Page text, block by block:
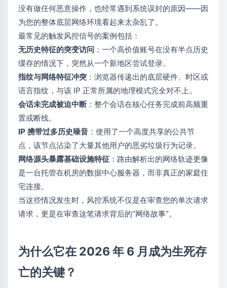
没有做任何恶意操作，也经常遇到系统误封的原因——因
为您的整体底层网络环境看起来太杂乱了。
最常见的触发风控信号的案例包括：
无历史特征的突变访问 ：一个高价值账号在没有半点历史
缓存的情况下，突然从一个新地区尝试登录。
指纹与网络特征冲突 ：浏览器传递出的底层硬件、时区或
语言指纹，与该 IP 正常所属的地理模式完全对不上。
会话未完成被迫中断：整个会话在核心任务完成前高频重
置或断线。
IP 携带过多历史噪音 ：使用了一个高度共享的公共节
点，该节点沾染了大量其他用户的恶劣垃圾行为记录。
网络源头暴露基础设施特征 ：路由解析出的网络轨迹更像
是一台托管在机房的数据中心服务器，而非真正的家庭住
宅连接。
当这些情况发生时，风控系统不仅是在审查您的单次请求
请求，更是在审查这笔请求背后的“网络故事”。
为什么它在 2026 年 6 月成为生死存
亡的关键？